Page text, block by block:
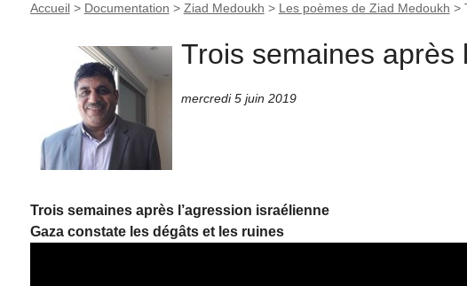
Accueil> Documentation > Ziad Medoukh > Les poèmes de Ziad Medoukh >
Trois semaines après
mercredi 5 juin 2019
Trois semaines après l’agression israélienne
Gaza constate les dégâts et les ruines